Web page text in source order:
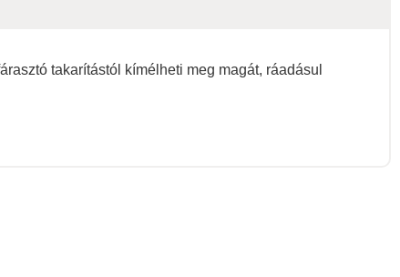
takarítástól kímélheti meg magát, ráadásul